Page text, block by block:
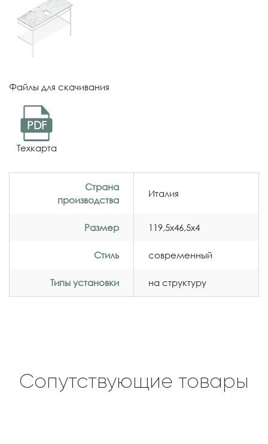
Файлы для скачивания
PDF
Техкарта
Страна
производства
Италия
Размер 119,5x46,5x4
Стиль современный
Типы установки на структуру
Сопутствующие товары